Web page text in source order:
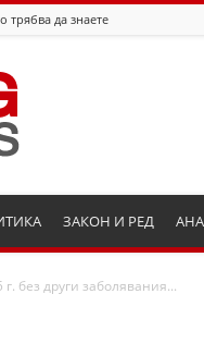
трябва да знаете
ЗАКОН И РЕД
без други заболявания...